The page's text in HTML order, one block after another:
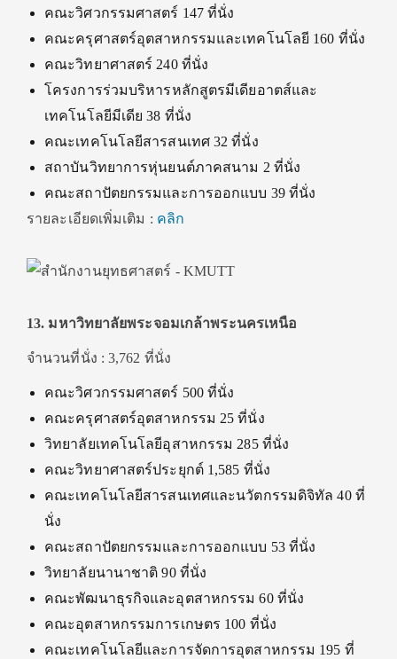
คณะวิศวกรรมศาสตร์ 147 ที่นั่ง
คณะครุศาสตร์อุตสาหกรรมและเทคโนโลยี 160 ที่นั่ง
คณะวิทยาศาสตร์ 240 ที่นั่ง
โครงการร่วมบริหารหลักสูตรมีเดียอาตส์และ
เทคโนโลยีมีเดีย 38 ที่นั่ง
คณะเทคโนโลยีสารสนเทศ 32 ที่นั่ง
สถาบันวิทยาการหุ่นยนต์ภาคสนาม 2 ที่นั่ง
คณะสถาปัตยกรรมและการออกแบบ 39 ที่นั่ง
รายละเอียดเพิ่มเติม : คลิก
13. มหาวิทยาลัยพระจอมเกล้าพระนครเหนือ
จำนวนที่นั่ง : 3,762 ที่นั่ง
คณะวิศวกรรมศาสตร์ 500 ที่นั่ง
คณะครุศาสตร์อุตสาหกรรม 25 ที่นั่ง
วิทยาลัยเทคโนโลยีอุสาหกรรม 285 ที่นั่ง
คณะวิทยาศาสตร์ประยุกต์ 1,585 ที่นั่ง
คณะเทคโนโลยีสารสนเทศและนวัตกรรมดิจิทัล 40 ที่
นั่ง
คณะสถาปัตยกรรมและการออกแบบ 53 ที่นั่ง
วิทยาลัยนานาชาติ 90 ที่นั่ง
คณะพัฒนาธุรกิจและอุตสาหกรรม 60 ที่นั่ง
คณะอุตสาหกรรมการเกษตร 100 ที่นั่ง
คณะเทคโนโลยีและการจัดการอุตสาหกรรม 195 ที่